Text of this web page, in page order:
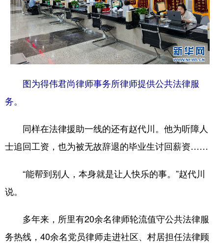
新疆 内蒙古 黑龙江
多语种频道
English Español Français عربى
Русский язык 日本語 한국어
图为得伟君尚律师事务所律师提供公共法律服
务。
同样在法律援助一线的还有赵代川。他为听障人
士追回工资，也为被无故辞退的毕业生讨回薪资……
“能帮到别人，本身就是让人快乐的事。”赵代川
说。
多年来，所里有20余名律师轮流值守公共法律服
务热线，40余名党员律师走进社区、村居担任法律顾